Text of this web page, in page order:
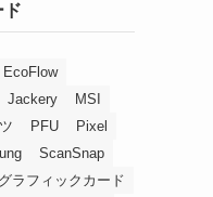
ド
EcoFlow
Jackery
MSI
PFU
Pixel
ScanSnap
グラフィックカード